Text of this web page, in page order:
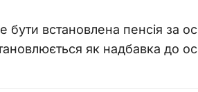
встановлена пенсія за
як надбавка до